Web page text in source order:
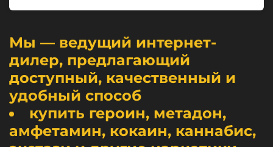
Мы — ведущий интернет-
дилер, предлагающий
доступный, качественный и
удобный способ
купить героин, метадон,
амфетамин, кокаин, каннабис,